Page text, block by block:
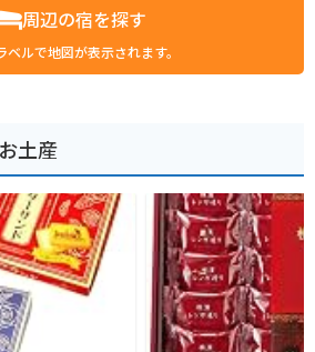
周辺の宿を探す
ベルで地図が表示されます。
土産